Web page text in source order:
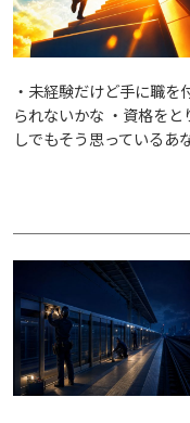
・未経験だけど手に職
られないかな ・資格を
しでもそう思っているあ